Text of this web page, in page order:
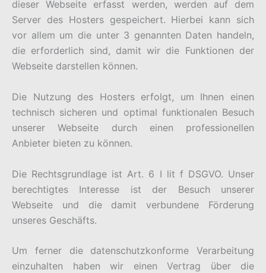
dieser Webseite erfasst werden, werden auf dem
Server des Hosters gespeichert. Hierbei kann sich
vor allem um die unter 3 genannten Daten handeln,
die erforderlich sind, damit wir die Funktionen der
Webseite darstellen können.
Die Nutzung des Hosters erfolgt, um Ihnen einen
technisch sicheren und optimal funktionalen Besuch
unserer Webseite durch einen professionellen
Anbieter bieten zu können.
Die Rechtsgrundlage ist Art. 6 I lit f DSGVO. Unser
berechtigtes Interesse ist der Besuch unserer
Webseite und die damit verbundene Förderung
unseres Geschäfts.
Um ferner die datenschutzkonforme Verarbeitung
einzuhalten haben wir einen Vertrag über die